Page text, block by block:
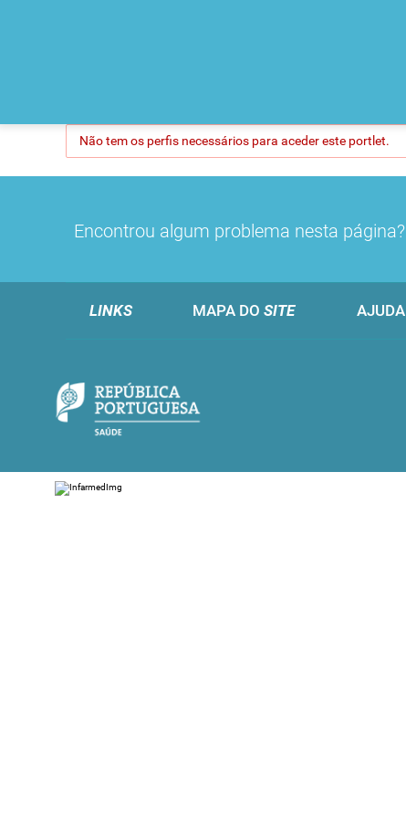
Não tem os perfis necessários para aceder este portlet.
Encontrou algum problema nesta página?
LINKS MAPA DO SITE AJUDA